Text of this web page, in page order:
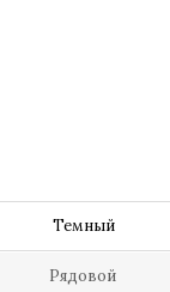
Темный
Рядовой